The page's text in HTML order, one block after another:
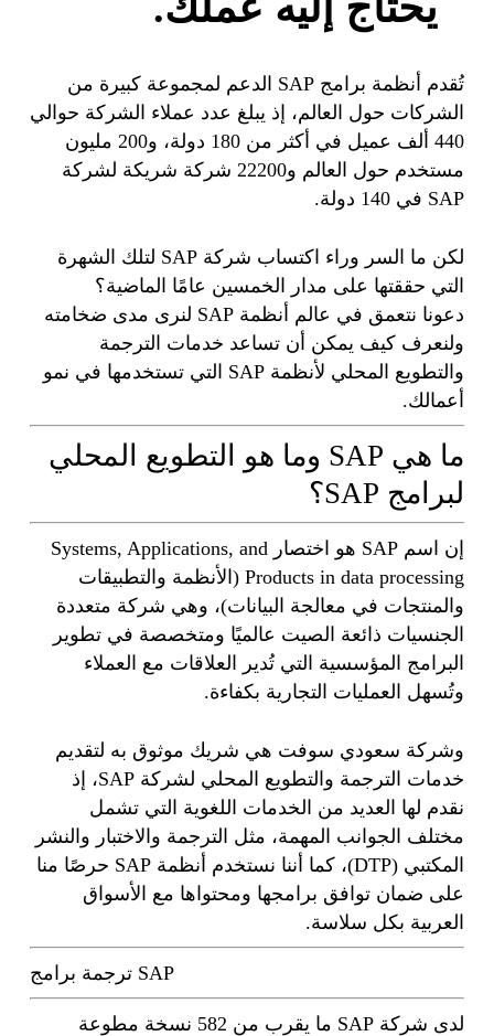
تُقدم أنظمة برامج SAP الدعم لمجموعة كبيرة من
الشركات حول العالم، إذ يبلغ عدد عملاء الشركة حوالي
440 ألف عميل في أكثر من 180 دولة، و200 مليون
مستخدم حول العالم و22200 شركة شريكة لشركة
SAP في 140 دولة.
لكن ما السر وراء اكتساب شركة SAP لتلك الشهرة
التي حققتها على مدار الخمسين عامًا الماضية؟
دعونا نتعمق في عالم أنظمة SAP لنرى مدى ضخامته
ولنعرف كيف يمكن أن تساعد خدمات الترجمة
والتطويع المحلي لأنظمة SAP التي تستخدمها في نمو
أعمالك.
ما هي SAP وما هو التطويع المحلي
لبرامج SAP؟
إن اسم SAP هو اختصار Systems, Applications, and
Products in data processing (الأنظمة والتطبيقات
والمنتجات في معالجة البيانات)، وهي شركة متعددة
الجنسيات ذائعة الصيت عالميًا ومتخصصة في تطوير
البرامج المؤسسية التي تُدير العلاقات مع العملاء
وتُسهل العمليات التجارية بكفاءة.
وشركة سعودي سوفت هي شريك موثوق به لتقديم
خدمات الترجمة والتطويع المحلي لشركة SAP، إذ
نقدم لها العديد من الخدمات اللغوية التي تشمل
مختلف الجوانب المهمة، مثل الترجمة والاختبار والنشر
المكتبي (DTP)، كما أننا نستخدم أنظمة SAP حرصًا منا
على ضمان توافق برامجها ومحتواها مع الأسواق
العربية بكل سلاسة.
ترجمة برامج SAP
لدى شركة SAP ما يقرب من 582 نسخة مطوعة